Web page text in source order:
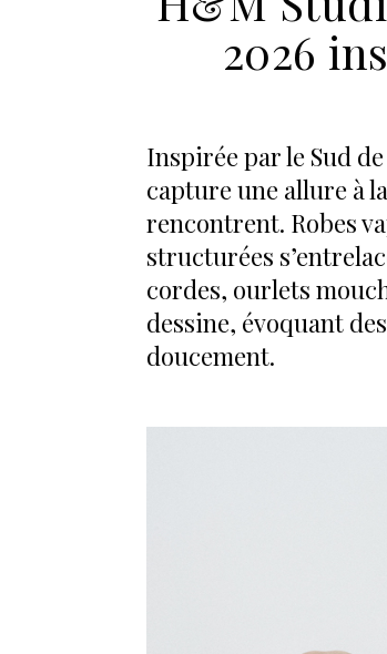
2026
Inspirée par le Sud
capture une allure à
rencontrent. Robes
structurées
cordes, ourlets
dessine, évoquant
doucement.